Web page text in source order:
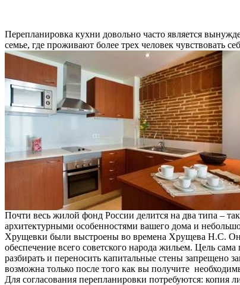
Перепланировка кухни довольно часто является
семье, где проживают более трех человек чувствовать
Почти весь жилой фонд России делится на два типа –
архитектурными особенностями вашего дома и
Хрущевки были выстроены во времена Хрущева Н.С.
обеспечение всего советского народа жильем. Цель
разбирать и переносить капитальные стены запрещено
возможна только после того как вы получите
Для согласования перепланировки потребуются: